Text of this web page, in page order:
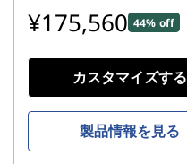
¥175,560 44% off
カスタマイズする
製品情報を見る